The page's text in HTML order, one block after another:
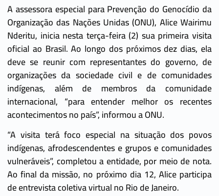
A assessora especial para Prevenção do Genocídio da
Organização das Nações Unidas (ONU), Alice Wairimu
Nderitu, inicia nesta terça-feira (2) sua primeira visita
oficial ao Brasil. Ao longo dos próximos dez dias, ela
deve se reunir com representantes do governo, de
organizações da sociedade civil e de comunidades
indígenas, além de membros da comunidade
internacional, “para entender melhor os recentes
acontecimentos no país”, informou a ONU.
“A visita terá foco especial na situação dos povos
indígenas, afrodescendentes e grupos e comunidades
vulneráveis”, completou a entidade, por meio de nota.
Ao final da missão, no próximo dia 12, Alice participa
de entrevista coletiva virtual no Rio de Janeiro.